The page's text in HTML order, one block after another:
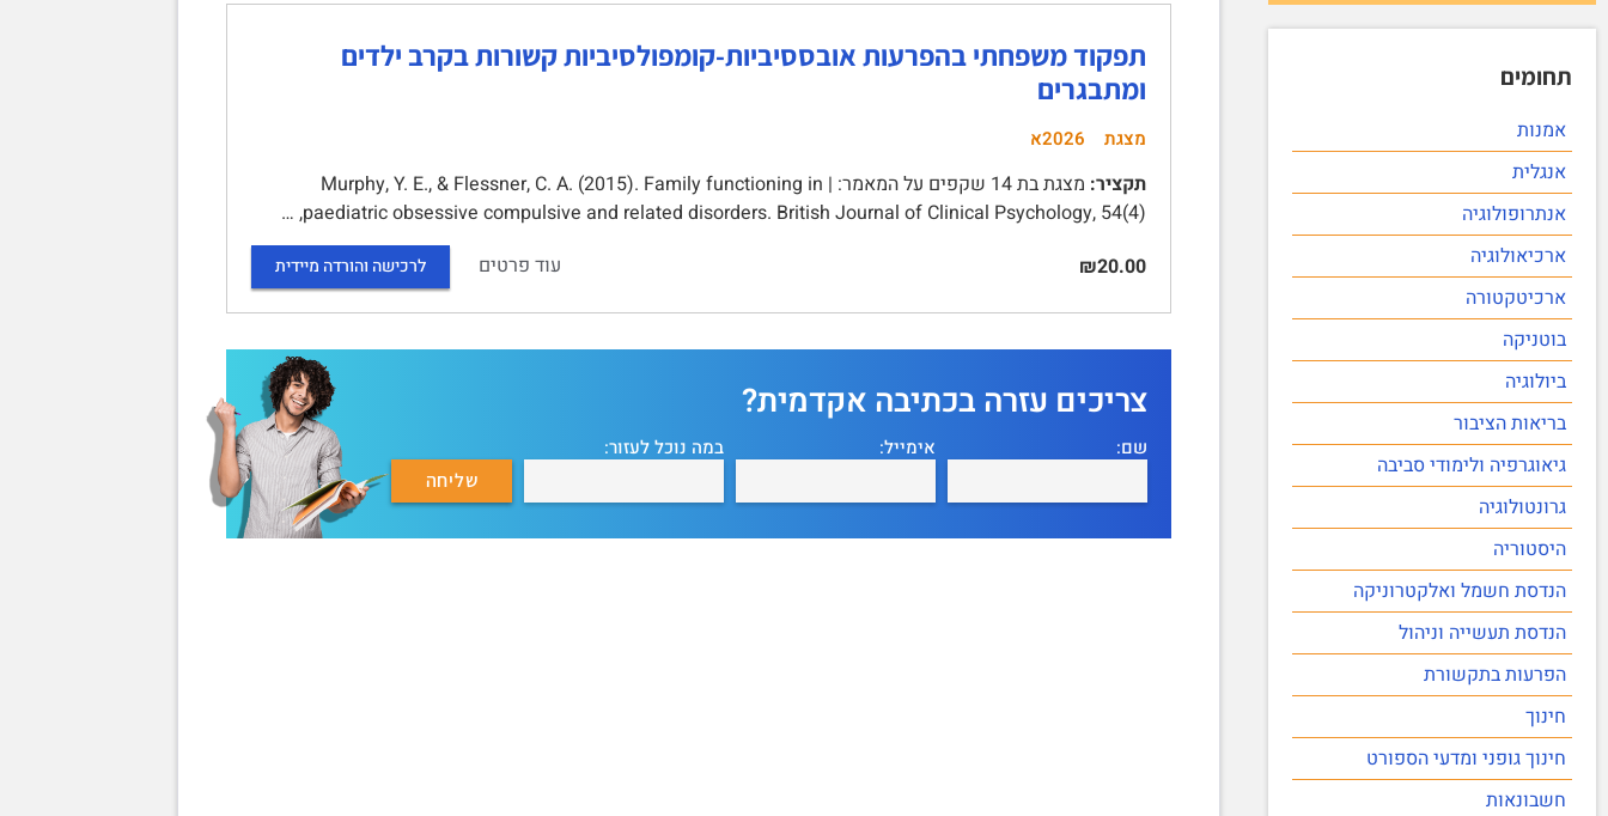
תחומים
אמנות
אנגלית
אנתרופולוגיה
ארכיאולוגיה
ארכיטקטורה
בוטניקה
ביולוגיה
בריאות הציבור
גיאוגרפיה ולימודי סביבה
גרונטולוגיה
היסטוריה
הנדסת חשמל ואלקטרוניקה
הנדסת תעשייה וניהול
הפרעות בתקשורת
חינוך
חינוך גופני ומדעי הספורט
חשבונאות
תפקוד משפחתי בהפרעות אובססיביות-קומפולסיביות קשורות בקרב ילדים
ומתבגרים
מצגת 2026א
תקציר:
מצגת בת 14 שקפים על המאמר: | Murphy, Y. E., & Flessner, C. A. (2015). Family functioning in
paediatric obsessive compulsive and related disorders. British Journal of Clinical Psychology, 54(4), …
₪20.00
עוד פרטים לרכישה והורדה מיידית
צריכים עזרה בכתיבה אקדמית?
שם: אימייל: במה נוכל לעזור: